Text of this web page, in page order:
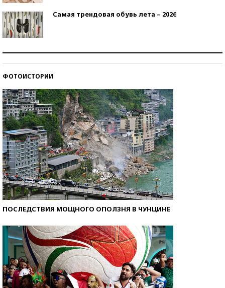
Самая трендовая обувь лета – 2026
ФОТОИСТОРИИ
ПОСЛЕДСТВИЯ МОЩНОГО ОПОЛЗНЯ В ЧУНЦИНЕ